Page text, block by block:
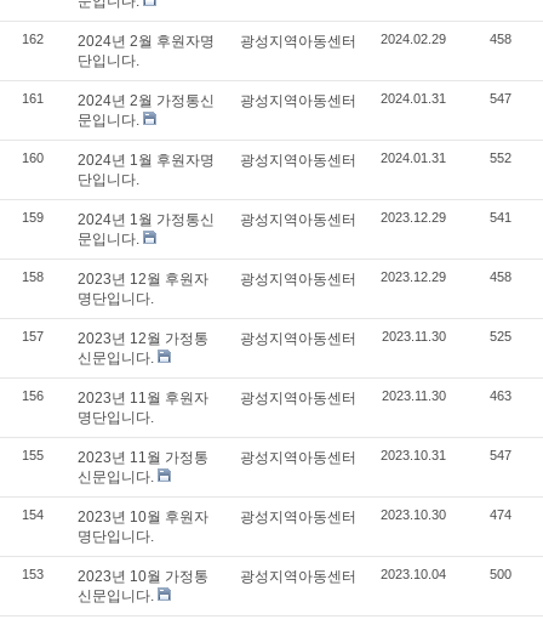
162
2024년 2월 후원자명
단입니다.
광성지역아동센터 2024.02.29 458
161
2024년 2월 가정통신
문입니다.
광성지역아동센터 2024.01.31 547
160
2024년 1월 후원자명
단입니다.
광성지역아동센터 2024.01.31 552
159
2024년 1월 가정통신
문입니다.
광성지역아동센터 2023.12.29 541
158
2023년 12월 후원자
명단입니다.
광성지역아동센터 2023.12.29 458
157
2023년 12월 가정통
신문입니다.
광성지역아동센터 2023.11.30 525
156
2023년 11월 후원자
명단입니다.
광성지역아동센터 2023.11.30 463
155
2023년 11월 가정통
신문입니다.
광성지역아동센터 2023.10.31 547
154
2023년 10월 후원자
명단입니다.
광성지역아동센터 2023.10.30 474
153
2023년 10월 가정통
신문입니다.
광성지역아동센터 2023.10.04 500